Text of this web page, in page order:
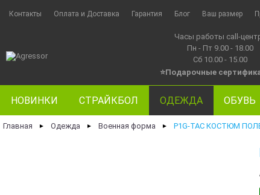
Контакты Оплата и Доставка Гарантия Блог Ваш размер
Часы работы call-
Пн - Пт 9.00 - 18.00
Сб 10.00 - 15.00
⭐Подарочные
НОВИНКИ СТРАЙКБОЛ ОДЕЖДА ОБУВЬ
Главная ► Одежда ► Военная форма ► P1G-TAC КОСТЮМ